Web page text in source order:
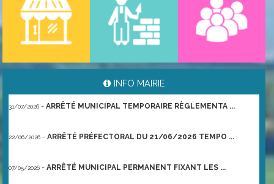
INFO MAIRIE
31/07/2026 ARRÊTÉ MUNICIPAL TEMPORAIRE RÈGLEMENTA ...
22/06/2026 ARRÊTÉ PRÉFECTORAL DU 21/06/2026 TEMPO ...
07/05/2026 ARRÊTÉ MUNICIPAL PERMANENT FIXANT LES ...